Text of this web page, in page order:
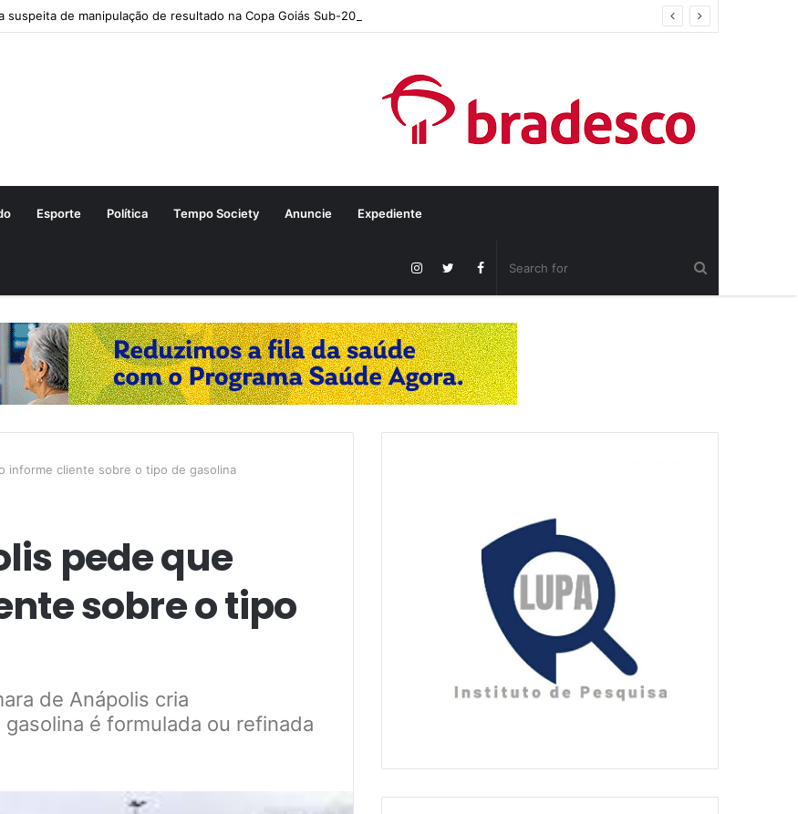
suspeita de manipulação de resultado na Copa Goiás Sub-20
Esporte Política Tempo Society Anuncie Expediente
informe cliente sobre o tipo de gasolina
pede que
sobre o tipo
de Anápolis cria
é formulada ou refinada